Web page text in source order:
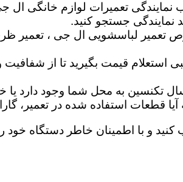
نمایندگی تعمیرات لوازم خانگی ال
نمایندگی جستجو کنید.
تعمیر لباسشویی ال جی ، تعمیر
استعلام قیمت بگیرید تا از
تکنسین به محل شما وجود دارد یا
استفاده شده در تعمیر،
و با اطمینان خاطر دستگاه خود را